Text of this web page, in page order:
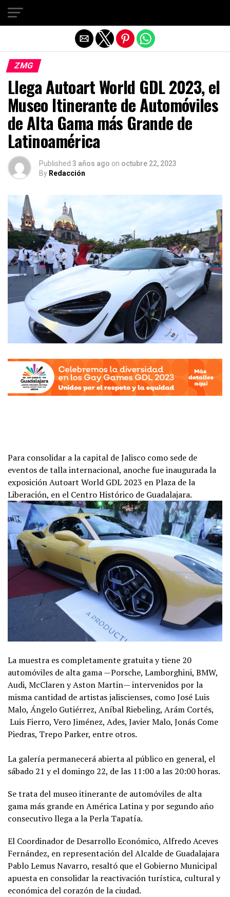
ZMG
Llega Autoart World GDL 2023, el
Museo Itinerante de Automóviles
de Alta Gama más Grande de
Latinoamérica
Published 3 años ago on octubre 22, 2023
By Redacción
Para consolidar a la capital de Jalisco como sede de
eventos de talla internacional, anoche fue inaugurada la
exposición Autoart World GDL 2023 en Plaza de la
Liberación, en el Centro Histórico de Guadalajara.
La muestra es completamente gratuita y tiene 20
automóviles de alta gama —Porsche, Lamborghini, BMW,
Audi, McClaren y Aston Martin— intervenidos por la
misma cantidad de artistas jaliscienses, como José Luis
Malo, Ángelo Gutiérrez, Aníbal Riebeling, Arám Cortés,
Luis Fierro, Vero Jiménez, Ades, Javier Malo, Jonás Come
Piedras, Trepo Parker, entre otros.
La galería permanecerá abierta al público en general, el
sábado 21 y el domingo 22, de las 11:00 a las 20:00 horas.
Se trata del museo itinerante de automóviles de alta
gama más grande en América Latina y por segundo año
consecutivo llega a la Perla Tapatía.
El Coordinador de Desarrollo Económico, Alfredo Aceves
Fernández, en representación del Alcalde de Guadalajara
Pablo Lemus Navarro, resaltó que el Gobierno Municipal
apuesta en consolidar la reactivación turística, cultural y
económica del corazón de la ciudad.